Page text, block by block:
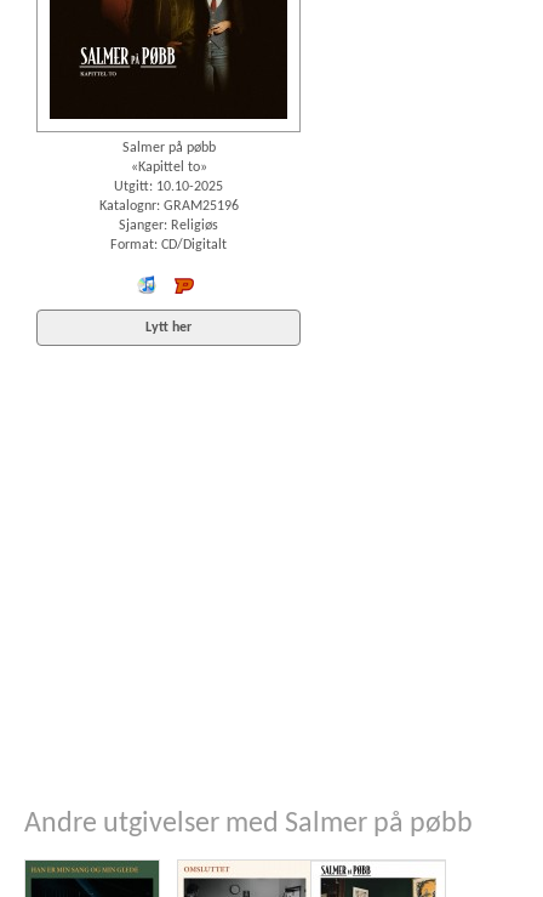
Salmer på pøbb
«Kapittel to»
Utgitt: 10.10-2025
Katalognr: GRAM25196
Sjanger: Religiøs
Format: CD/Digitalt
iTunes
Lytt her
Andre utgivelser med Salmer på pøbb